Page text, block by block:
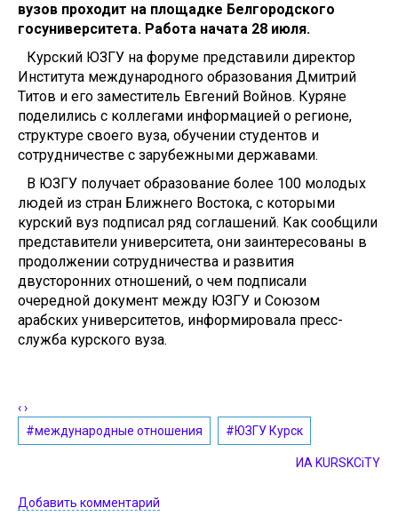
вузов проходит на площадке Белгородского
госуниверситета. Работа начата 28 июля.
Курский ЮЗГУ на форуме представили директор
Института международного образования Дмитрий
Титов и его заместитель Евгений Войнов. Куряне
поделились с коллегами информацией о регионе,
структуре своего вуза, обучении студентов и
сотрудничестве с зарубежными державами.
В ЮЗГУ получает образование более 100 молодых
людей из стран Ближнего Востока, с которыми
курский вуз подписал ряд соглашений. Как сообщили
представители университета, они заинтересованы в
продолжении сотрудничества и развития
двусторонних отношений, о чем подписали
очередной документ между ЮЗГУ и Союзом
арабских университетов, информировала пресс-
служба курского вуза.
‹›
#международные отношения
#ЮЗГУ Курск
ИА KURSKCiTY
Добавить комментарий